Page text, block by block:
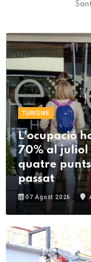
TURISME
L'ocupació
70% al
quatre
passat
07 Agost 2026